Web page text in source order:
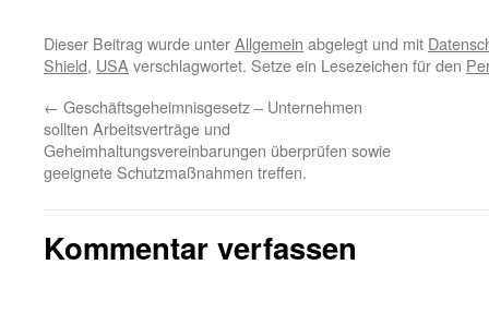
Dieser Beitrag wurde unterAllgemein abgelegt und mit
Shield, USA verschlagwortet. Setze ein Lesezeichen für den
← Geschäftsgeheimnisgesetz – Unternehmen
sollten Arbeitsverträge und
Geheimhaltungsvereinbarungen überprüfen sowie
geeignete Schutzmaßnahmen treffen.
Kommentar verfassen